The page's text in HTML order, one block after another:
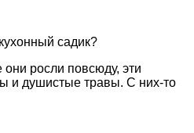
садик?
росли повсюду, эти
и душистые травы. С них-то